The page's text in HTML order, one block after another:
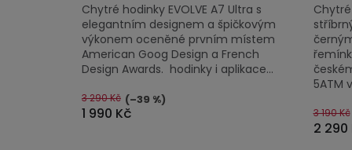
5
hvězdiček.
1 990 Kč
3 290 Kč (–39 %)
Chytré hodinky EVOLVE A7 Ultra s
elegantním designem a špičkovým
výkonem oceněné prvním místem
American Goog Design a French
Design Awards. hodinky i aplikace...
2 290
3 190 Kč
Chytré
5ATM